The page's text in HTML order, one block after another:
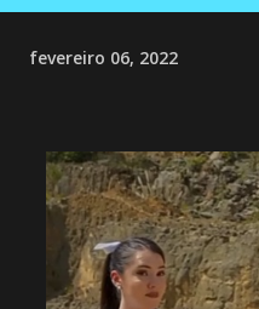
fevereiro 06, 2022